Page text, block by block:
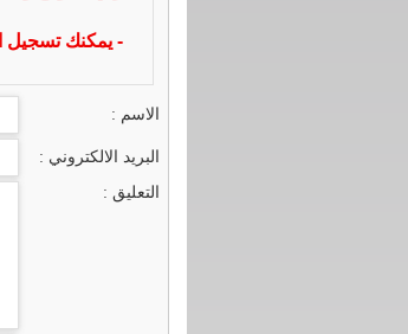
- يمكنك تسجيل
الاسم :
البريد الالكتروني :
التعليق :